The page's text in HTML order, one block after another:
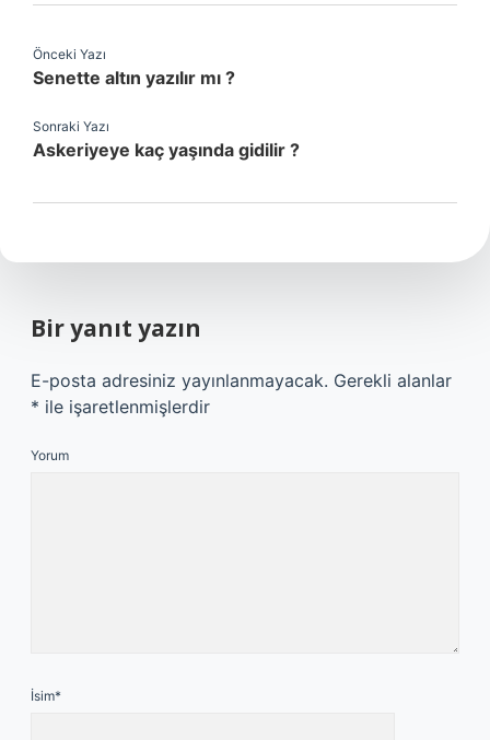
Önceki Yazı
Senette altın yazılır mı ?
Sonraki Yazı
Askeriyeye kaç yaşında gidilir ?
Bir yanıt yazın
E-posta adresiniz yayınlanmayacak. Gerekli alanlar
* ile işaretlenmişlerdir
Yorum
İsim*